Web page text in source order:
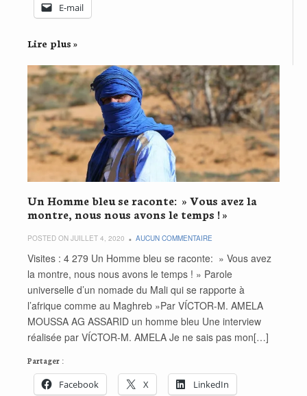
E-mail
Lire plus »
Un Homme bleu se raconte: » Vous avez la
montre, nous nous avons le temps ! »
POSTED ON JUILLET 4, 2020 AUCUN COMMENTAIRE
Visites : 4 279 Un Homme bleu se raconte: » Vous avez
la montre, nous nous avons le temps ! » Parole
universelle d’un nomade du Mali qui se rapporte à
l’afrique comme au Maghreb »Par VÍCTOR-M. AMELA
MOUSSA AG ASSARID un homme bleu Une interview
réalisée par VÍCTOR-M. AMELA Je ne sais pas mon[…]
Partager :
Facebook X LinkedIn